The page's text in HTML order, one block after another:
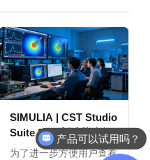
SIMULIA | CST Studio
Suite 2025新功能介绍
为了进一步方便用户查看
产品可以试用吗？